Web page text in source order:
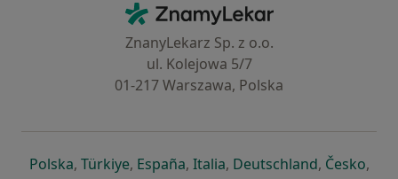
ZnamyLekar - Hlavní stránka
ZnanyLekarz Sp. z o.o.
ul. Kolejowa 5/7
01-217 Warszawa, Polska
Polskase otevře v nové záložce
, Türkiyese otevře v nové záložce
, Españase otevře v nové záložce
, Italiase otevře v nové záložce
, Deutschlandse otevře v
, Českose
,